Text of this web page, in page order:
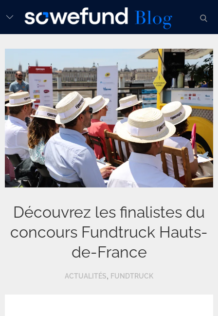
to
Découvrez les finalistes du
concours Fundtruck Hauts-
de-France
ACTUALITÉS, FUNDTRUCK